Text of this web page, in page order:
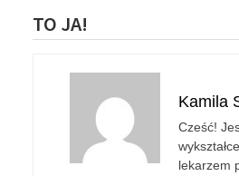
TO JA!
Kamila
Cześć!
lekarzem